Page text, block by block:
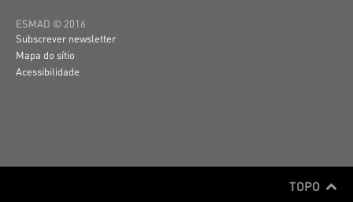
ESMAD © 2016
Subscrever newsletter
Mapa do sítio
Acessibilidade
TOPO